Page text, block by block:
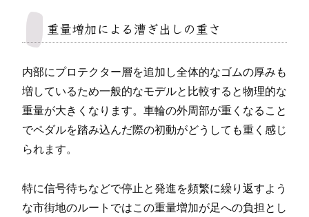
重量増加による漕ぎ出しの重さ
内部にプロテクター層を追加し全体的なゴムの厚みも
増しているため一般的なモデルと比較すると物理的な
重量が大きくなります。車輪の外周部が重くなること
でペダルを踏み込んだ際の初動がどうしても重く感じ
られます。
特に信号待ちなどで停止と発進を頻繁に繰り返すよう
な市街地のルートではこの重量増加が足への負担とし